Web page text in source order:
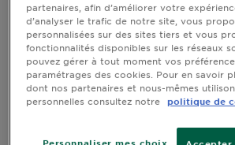
Au coeur
de
l'ingrédient
Garnier x
Gisele
Dernière mise à jour mars 27, 2025
Nous avons tous, à part les plus
affaire à ces petits comédons,
pores bouchés, que sont les tant
Voici 5 étapes pour prévenir leur
partenaires, afin d’améliorer votre
d’analyser le trafic de notre site, vous
personnalisées sur des sites tiers et vous
fonctionnalités disponibles sur les réseaux
pouvez gérer à tout moment vos
paramétrages des cookies. Pour en savoir
dont nos partenaires et nous-mêmes
personnelles consultez notre
politique de
Personnaliser mes choix